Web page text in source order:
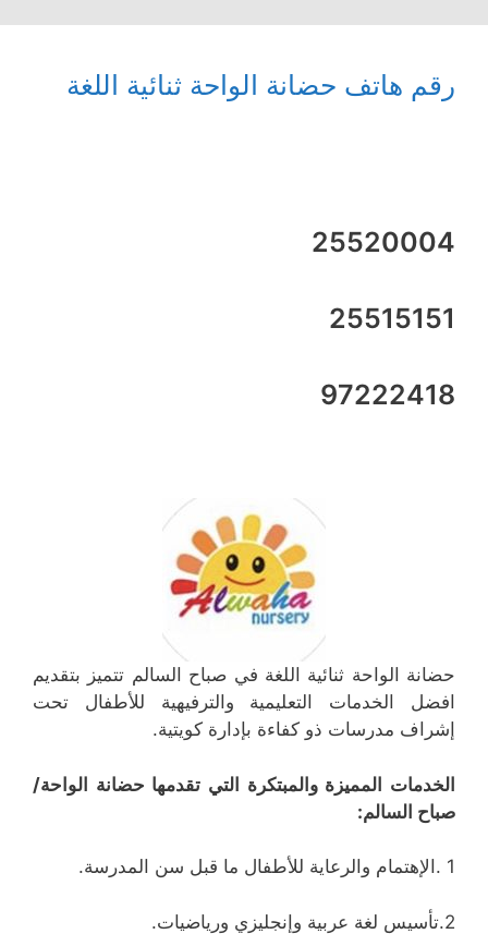
رقم هاتف حضانة الواحة ثنائية اللغة
25520004
25515151
97222418
حضانة الواحة ثنائية اللغة في صباح السالم تتميز بتقديم
افضل الخدمات التعليمية والترفيهية للأطفال تحت
إشراف مدرسات ذو كفاءة بإدارة كويتية.
الخدمات المميزة والمبتكرة التي تقدمها حضانة الواحة/
صباح السالم:
1 .الإهتمام والرعاية للأطفال ما قبل سن المدرسة.
2.تأسيس لغة عربية وإنجليزي ورياضيات.